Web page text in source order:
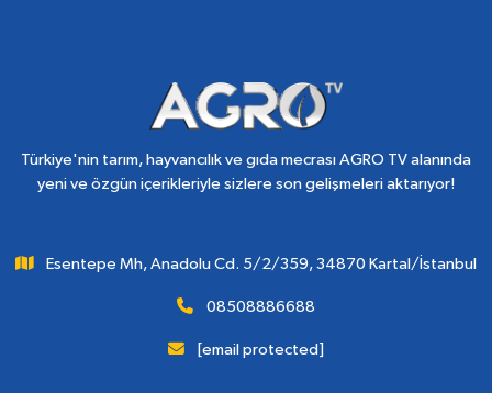
Türkiye'nin tarım, hayvancılık ve gıda mecrası AGRO TV alanında
yeni ve özgün içerikleriyle sizlere son gelişmeleri aktarıyor!
Esentepe Mh, Anadolu Cd. 5/2/359, 34870 Kartal/İstanbul
08508886688
[email protected]